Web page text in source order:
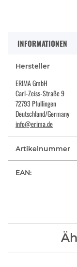
INFORMATIONEN
Hersteller
ERIMA GmbH
Carl-Zeiss-Straße 9
72793 Pfullingen
Deutschland/Germany
info@erima.de
Artikelnummer
EAN: